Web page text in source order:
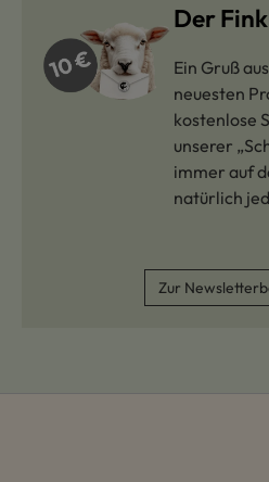
Der
Ein Gruß
neuesten
kostenlose
unserer
immer auf
natürlich
Zur